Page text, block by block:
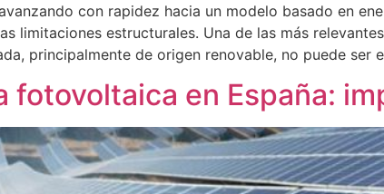
con rapidez hacia un modelo basado en
limitaciones estructurales. Una de las más
principalmente de origen renovable, no puede ser
fotovoltaica en España: